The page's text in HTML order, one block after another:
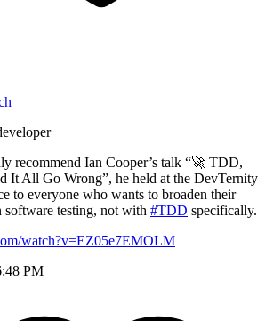
recommend Ian Cooper’s talk “🚀 TDD,
It All Go Wrong”, he held at the DevTernity
to everyone who wants to broaden their
software testing, not with #TDD specifically.
watch?v=EZ05e7EMOLM
PM